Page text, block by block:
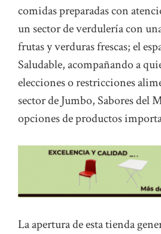
comidas preparadas con
un sector de verdulería con
frutas y verduras frescas; el
Saludable, acompañando a
elecciones o restricciones
sector de Jumbo, Sabores del
opciones de productos
La apertura de esta tienda